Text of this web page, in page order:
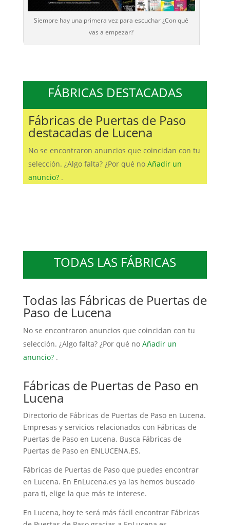
Siempre hay una primera vez para escuchar ¿Con qué
vas a empezar?
FÁBRICAS DESTACADAS
Fábricas de Puertas de Paso
destacadas de Lucena
No se encontraron anuncios que coincidan con tu
selección. ¿Algo falta? ¿Por qué no Añadir un
anuncio? .
TODAS LAS FÁBRICAS
Todas las Fábricas de Puertas de
Paso de Lucena
No se encontraron anuncios que coincidan con tu
selección. ¿Algo falta? ¿Por qué no Añadir un
anuncio? .
Fábricas de Puertas de Paso en
Lucena
Directorio de Fábricas de Puertas de Paso en Lucena.
Empresas y servicios relacionados con Fábricas de
Puertas de Paso en Lucena. Busca Fábricas de
Puertas de Paso en ENLUCENA.ES.
Fábricas de Puertas de Paso que puedes encontrar
en Lucena. En EnLucena.es ya las hemos buscado
para ti, elige la que más te interese.
En Lucena, hoy te será más fácil encontrar Fábricas